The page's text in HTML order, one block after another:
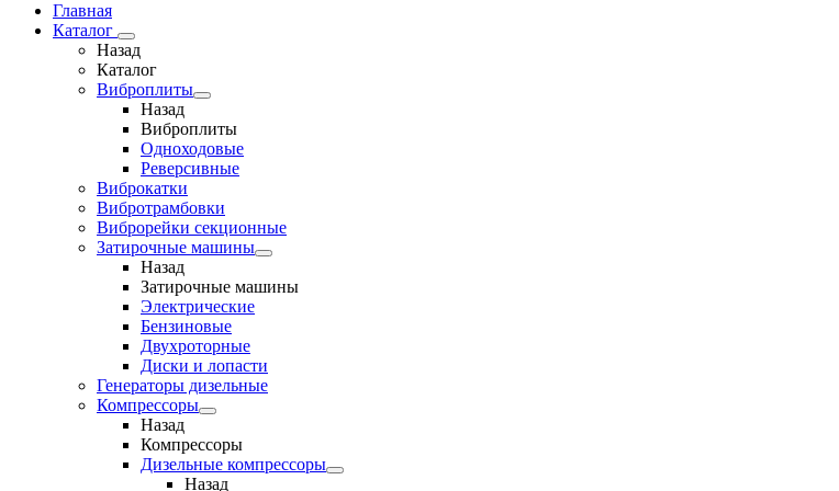
Главная
Каталог
Назад
Каталог
Виброплиты
Назад
Виброплиты
Одноходовые
Реверсивные
Виброкатки
Вибротрамбовки
Виброрейки секционные
Затирочные машины
Назад
Затирочные машины
Электрические
Бензиновые
Двухроторные
Диски и лопасти
Генераторы дизельные
Компрессоры
Назад
Компрессоры
Дизельные компрессоры
Назад